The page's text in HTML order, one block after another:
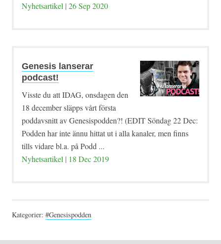
Nyhetsartikel | 26 Sep 2020
Genesis lanserar
podcast!
Visste du att IDAG, onsdagen den
18 december släpps vårt första
poddavsnitt av Genesispodden?! (EDIT Söndag 22 Dec:
Podden har inte ännu hittat ut i alla kanaler, men finns
tills vidare bl.a. på Podd ...
Nyhetsartikel | 18 Dec 2019
Kategorier: #Genesispodden